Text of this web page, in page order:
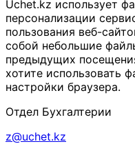
Uchet.kz использует
персонализации
пользования веб-
собой небольшие
предыдущих
хотите использовать
настройки браузера.
Отдел Бухгалтерии
z@uchet.kz